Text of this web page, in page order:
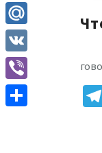
Odnoklassniki
Mail.Ru
VK
Viber